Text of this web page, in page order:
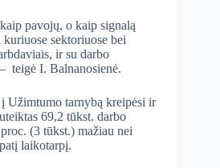
pavojų, o kaip signalą
sektoriuose bei
ir su darbo
teigė I. Balnanosienė.
Užimtumo tarnybą kreipėsi ir
69,2 tūkst. darbo
(3 tūkst.) mažiau nei
laikotarpį.